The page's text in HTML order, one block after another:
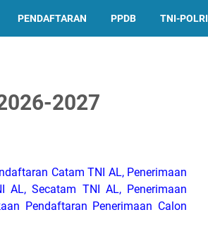
PENDAFTARAN PPDB TNI-POLRI
2027
Catam TNI AL, Penerimaan
AL, Secatam TNI AL, Penerimaan
Pendaftaran Penerimaan Calon